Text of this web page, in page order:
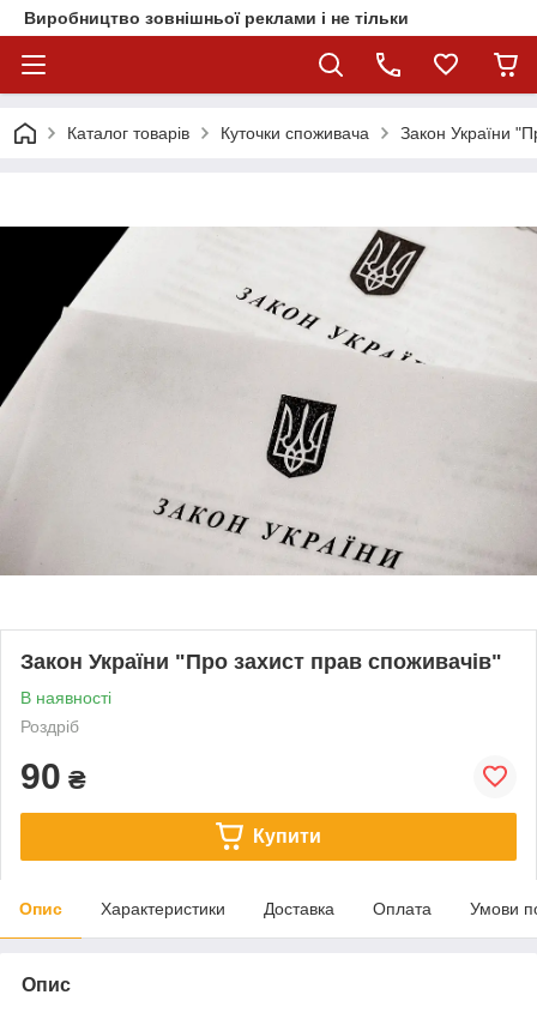
Виробництво зовнішньої реклами і не тільки
Каталог товарів Куточки споживача Закон України
Закон України "Про захист прав споживачів"
В наявності
Роздріб
90 ₴
Купити
Опис Характеристики Доставка Оплата Умови
Опис